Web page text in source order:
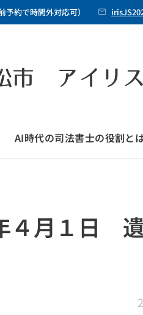
約で時間外対応可）
市 アイリ
AI時代の司法書士の役割と
４月１日